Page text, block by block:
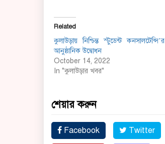
Related
কুলাউড়ায় নিশ্চিন্ত স্টুডেন্ট কনসালটেন্সি’র
আনুষ্ঠানিক উদ্বোধন
October 14, 2022
In "কুলাউড়ার খবর"
শেয়ার করুন
Facebook Twitter